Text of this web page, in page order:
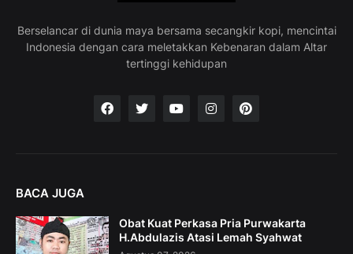
Berselancar di dunia maya bersama secangkir kopi, mencintai
Indonesia dengan cara meletakkan Kebenaran dalam Altar
tertinggi kehidupan
BACA JUGA
Obat Kuat Perkasa Pria Purwakarta
H.Abdulazis Atasi Lemah Syahwat